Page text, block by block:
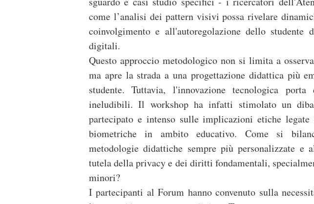
come l’analisi dei pattern visivi possa rivelare
coinvolgimento e all'autoregolazione dello
digitali.
Questo approccio metodologico non si limita a
ma apre la strada a una progettazione didattica più
studente. Tuttavia, l'innovazione tecnologica
ineludibili. Il workshop ha infatti stimolato un
partecipato e intenso sulle implicazioni etiche
biometriche in ambito educativo. Come si
metodologie didattiche sempre più personalizzate e
tutela della privacy e dei diritti fondamentali,
minori?
I partecipanti al Forum hanno convenuto sulla